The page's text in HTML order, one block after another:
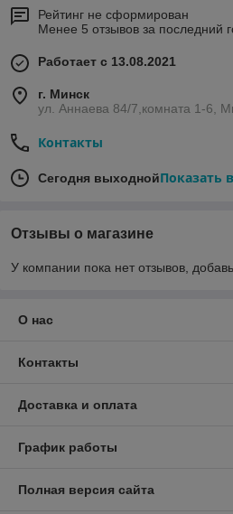
Рейтинг не сформирован
Менее 5 отзывов за последний
Работает с 13.08.2021
г. Минск
ул. Аннаева 84/7,комната 1-6,
Контакты
Сегодня выходнойПоказать
Отзывы о магазине
У компании пока нет отзывов,
О нас
Контакты
Доставка и оплата
График работы
Полная версия сайта